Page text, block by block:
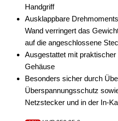
Handgriff
Ausklappbare
Wand verringert das
auf die angeschlossene
Ausgestattet mit
Gehäuse
Besonders sicher durch
Überspannungsschutz
Netzstecker und in der In-